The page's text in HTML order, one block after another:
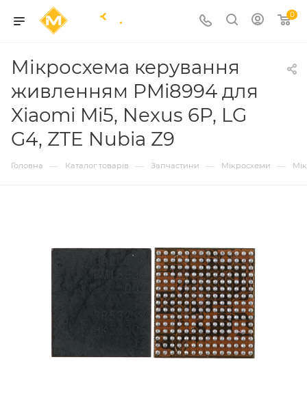
0
Мікросхема керування
живленням PMi8994 для
Xiaomi Mi5, Nexus 6P, LG
G4, ZTE Nubia Z9
Головна — Каталог товарів — Запчастини — Мікросхеми —